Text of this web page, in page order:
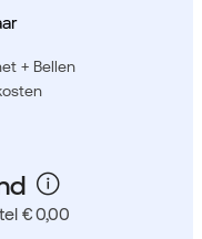
+ Bellen
€ 0,00